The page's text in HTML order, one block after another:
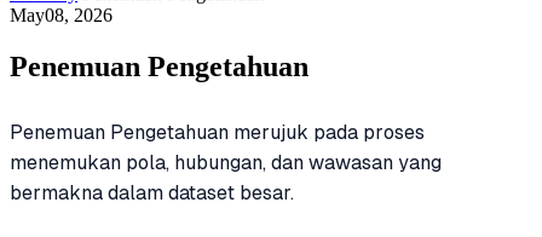
May08, 2026
Penemuan Pengetahuan
Penemuan Pengetahuan merujuk pada proses
menemukan pola, hubungan, dan wawasan yang
bermakna dalam dataset besar.